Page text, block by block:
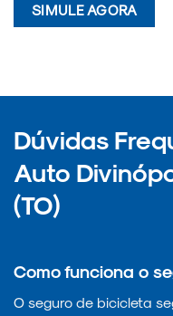
SIMULE AGORA
Dúvidas
Auto
(TO)
Como funciona o
O seguro de bicicleta